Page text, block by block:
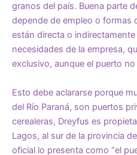
granos del país. Buena parte
depende de empleo o formas
están directa o
necesidades de la empresa,
exclusivo, aunque el puerto
Esto debe aclararse porque
del Río Paraná, son puertos
cerealeras, Dreyfus es
Lagos, al sur de la provincia
oficial lo presenta como “el